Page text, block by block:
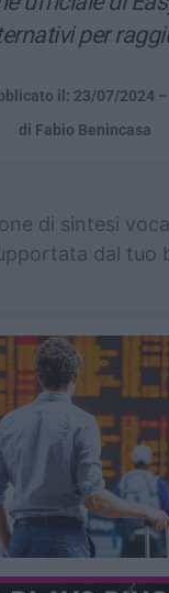
per
il: 23/07/2024
di Fabio Benincasa
di sintesi
dal tuo